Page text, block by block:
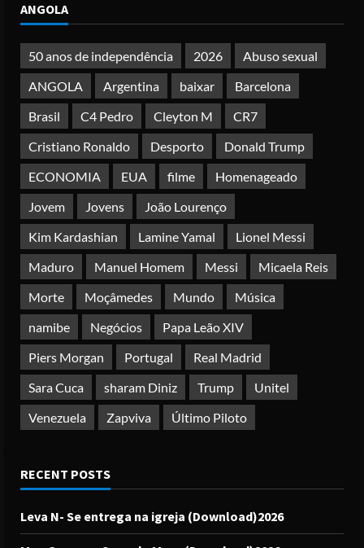
4
desejo de domínio”
Posted on 4 months ago
5
Irão reabre Estreito de Ormuz
durante trégua de 10 dias entre Israel
e Líbano
Posted on 4 months ago
ANGOLA
50 anos de independência 2026
Abuso sexual
ANGOLA
Argentina baixar
Barcelona
Brasil
C4 Pedro Cleyton M
CR7
Cristiano Ronaldo
Desporto
Donald Trump
ECONOMIA
EUA filme
Homenageado
Jovem
Jovens
João Lourenço
Kim Kardashian
Lamine Yamal
Lionel Messi
Maduro
Manuel Homem Messi
Micaela Reis
Morte
Moçâmedes Mundo
Música
namibe
Negócios
Papa Leão XIV
Piers Morgan
Portugal
Real Madrid
Sara Cuca
sharam Diniz Trump
Unitel
Venezuela
Zapviva Último Piloto
RECENT POSTS
Leva N- Se entrega na igreja (Download)2026